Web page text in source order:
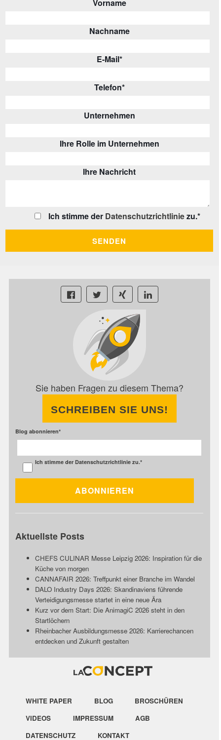
Vorname
Nachname
E-Mail*
Telefon*
Unternehmen
Ihre Rolle im Unternehmen
Ihre Nachricht
Ich stimme der Datenschutzrichtliniezu.*
Sie haben Fragen zu diesem Thema?
SCHREIBEN SIE UNS!
Blog abonnieren*
Ich stimme der Datenschutzrichtlinie zu.*
Aktuellste Posts
CHEFS CULINAR Messe Leipzig 2026: Inspiration für die
Küche von morgen
CANNAFAIR 2026: Treffpunkt einer Branche im Wandel
DALO Industry Days 2026: Skandinaviens führende
Verteidigungsmesse startet in eine neue Ära
Kurz vor dem Start: Die AnimagiC 2026 steht in den
Startlöchern
Rheinbacher Ausbildungsmesse 2026: Karrierechancen
entdecken und Zukunft gestalten
WHITE PAPER BLOG
BROSCHÜREN
VIDEOS
IMPRESSUM
AGB
DATENSCHUTZ
KONTAKT